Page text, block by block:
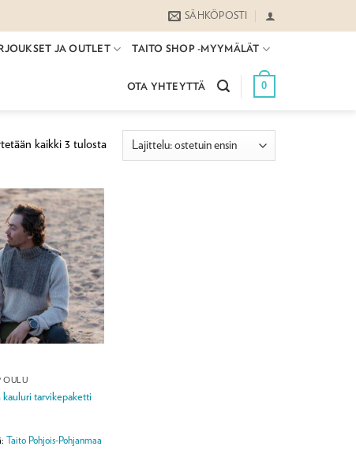
SÄHKÖPOSTI
JA OUTLET TAITO SHOP -MYYMÄLÄT
OTA YHTEYTTÄ 0
kaikki 3 tulostaSuosituimmat
ensin
OULU
tarvikepaketti
Taito Pohjois-Pohjanmaa